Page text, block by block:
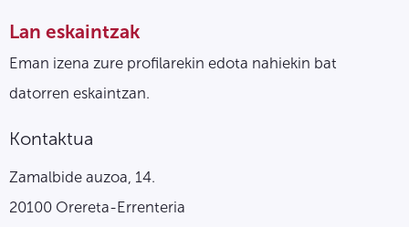
Lan eskaintzak
Eman izena zure profilarekin edota nahiekin bat
datorren eskaintzan.
Kontaktua
Zamalbide auzoa, 14.
20100 Orereta-Errenteria